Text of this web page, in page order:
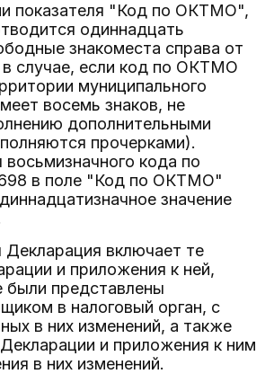
показателя "Код по ОКТМО",
одиннадцать
знакоместа справа от
в случае, если код по ОКТМО
муниципального
восемь знаков, не
дополнительными
прочерками).
кода по
в поле "Код по ОКТМО"
значение
Декларация включает те
и приложения к ней,
были представлены
в налоговый орган, с
в них изменений, а также
и приложения к ним
в них изменений.